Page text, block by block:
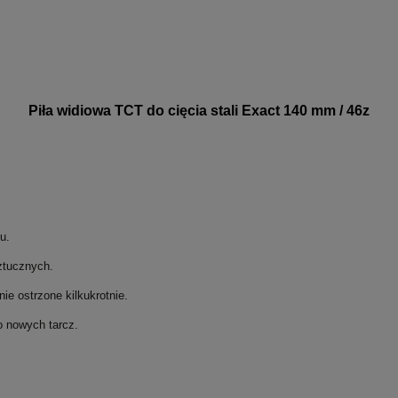
Piła widiowa TCT do cięcia stali Exact 140 mm / 46z
ostrzone kilkukrotnie.
nowych tarcz.